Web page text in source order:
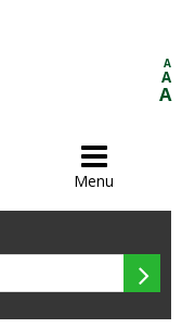
A
A
A

Menu
